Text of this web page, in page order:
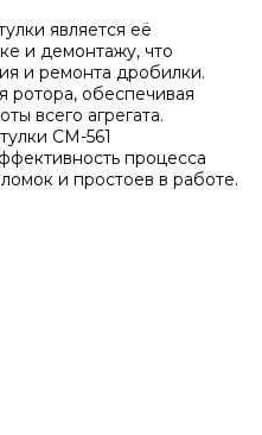
является её
и демонтажу, что
и ремонта дробилки.
ротора, обеспечивая
всего агрегата.
СМ-561
процесса
и простоев в работе.